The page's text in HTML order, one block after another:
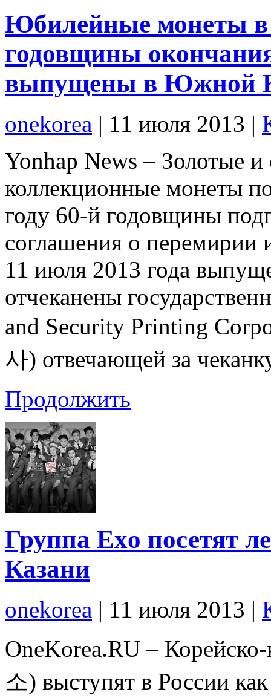
Юбилейные монеты в
годовщины
выпущены в Южной
onekorea | 11 июля 2013 |
Yonhap News – Золотые
коллекционные монеты
году 60-й годовщины
соглашения о перемирии
11 июля 2013 года
отчеканены
and Security Printing
사) отвечающей за
Продолжить
Группа Exo посетят
Казани
onekorea | 11 июля 2013 |
OneKorea.RU –
소) выступят в России